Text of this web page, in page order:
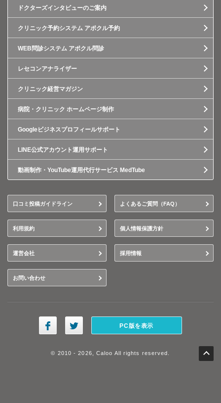
ドクターズインタビューのご案内
クリニック予約システム アポクル予約
WEB問診システム アポクル問診
レセコンアナライザー
クリニック経営マガジン
病院・クリニック ホームページ制作
Googleビジネスプロフィールサポート
LINE公式アカウント運用サポート
動画制作・YouTube運用代行サービス MedTube
口コミ投稿ガイドライン よくあるご質問（FAQ）
利用規約 個人情報保護方針
運営会社 採用情報
お問い合わせ
PC版を表示
© 2010 - 2026, Caloo All rights reserved.